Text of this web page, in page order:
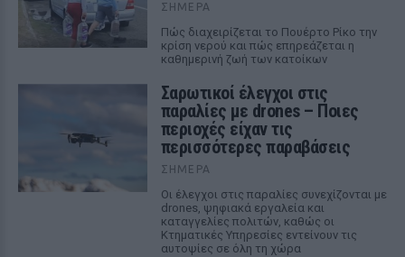
ΣΉΜΕΡΑ
Πώς διαχειρίζεται το Πουέρτο Ρίκο την
κρίση νερού και πώς επηρεάζεται η
καθημερινή ζωή των κατοίκων
Σαρωτικοί έλεγχοι στις
παραλίες με drones – Ποιες
περιοχές είχαν τις
περισσότερες παραβάσεις
ΣΉΜΕΡΑ
Οι έλεγχοι στις παραλίες συνεχίζονται με
drones, ψηφιακά εργαλεία και
καταγγελίες πολιτών, καθώς οι
Κτηματικές Υπηρεσίες εντείνουν τις
αυτοψίες σε όλη τη χώρα